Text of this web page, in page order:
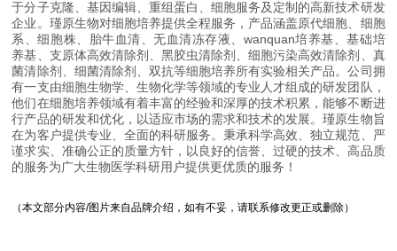
于分子克隆、基因编辑、重组蛋白、细胞服务及定制的高新技术研发
企业。瑾原生物对细胞培养提供全程服务，产品涵盖原代细胞、细胞
系、细胞株、胎牛血清、无血清冻存液、wanquan培养基、基础培
养基、支原体高效清除剂、黑胶虫清除剂、细胞污染高效清除剂、真
菌清除剂、细菌清除剂、双抗等细胞培养所有实验相关产品。公司拥
有一支由细胞生物学、生物化学等领域的专业人才组成的研发团队，
他们在细胞培养领域有着丰富的经验和深厚的技术积累，能够不断进
行产品的研发和优化，以适应市场的需求和技术的发展。瑾原生物旨
在为客户提供专业、全面的科研服务。秉承科学高效、独立规范、严
谨求实、准确公正的质量方针，以良好的信誉、过硬的技术、高品质
的服务为广大生物医学科研用户提供更优质的服务！
（本文部分内容/图片来自品牌介绍，如有不妥，请联系修改更正或删除）